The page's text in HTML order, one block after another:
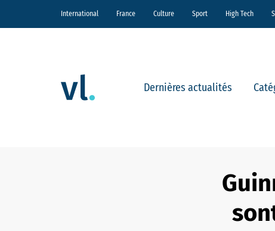
International France Culture Sport High Tech
Dernières actualités